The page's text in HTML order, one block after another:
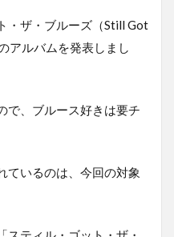
・ザ・ブルーズ（Still Got
アルバムを発表しまし
で、ブルース好きは要チ
ているのは、今回の対象